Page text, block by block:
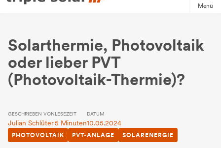
Menü
Solarthermie, Photovoltaik
oder lieber PVT
(Photovoltaik-Thermie)?
GESCHRIEBEN VON
Julian Schlüter
LESEZEIT
5 Minuten
DATUM
10.05.2024
PHOTOVOLTAIK PVT-ANLAGE SOLARENERGIE